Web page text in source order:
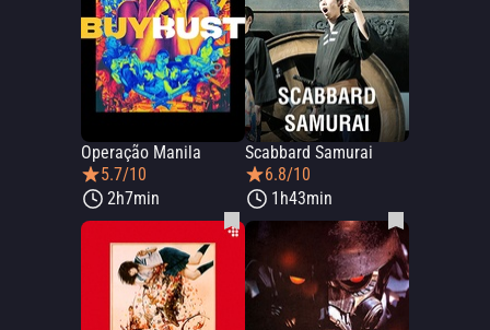
Operação Manila
5.7/10
2h7min
Scabbard Samurai
6.8/10
1h43min